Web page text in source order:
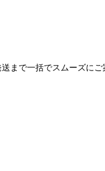
まで一括でスムーズに